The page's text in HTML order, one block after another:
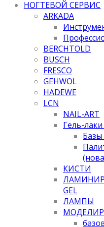
НОГТЕВОЙ СЕРВИС
ARKADA
BERCHTOLD
BUSCH
FRESCO
GEHWOL
HADEWE
LCN
NAIL-ART
Гель-
КИСТИ
GEL
ЛАМПЫ